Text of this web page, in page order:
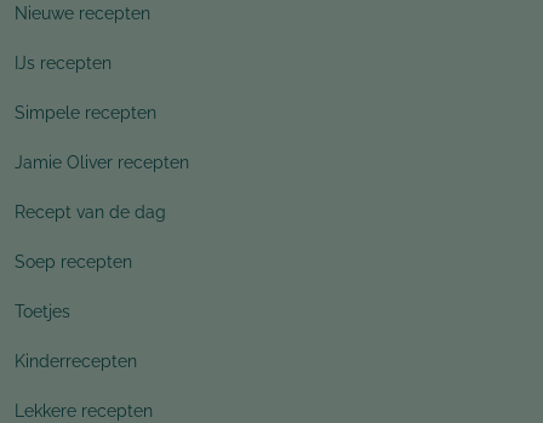
Nieuwe recepten
IJs recepten
Simpele recepten
Jamie Oliver recepten
Recept van de dag
Soep recepten
Toetjes
Kinderrecepten
Lekkere recepten